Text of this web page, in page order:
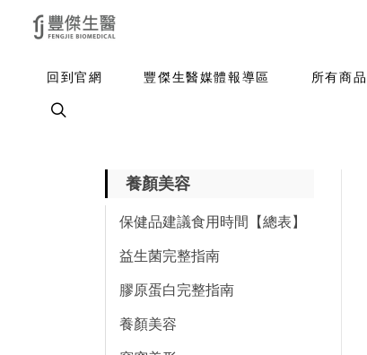
回到官網 豐傑生醫媒體報導區 所有商品
養顏美容
保健品建議食用時間【總表】
益生菌完整指南
膠原蛋白完整指南
養顏美容